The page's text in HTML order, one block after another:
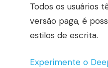
Todos os usuários
versão paga, é
estilos de escrita.
Experimente o